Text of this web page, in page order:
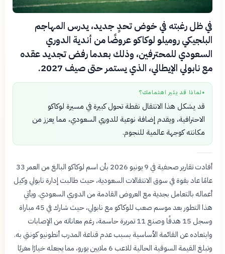
في ظل رغبته في خوض تحدٍ جديد، يدرس المهاجم
البلجيكي روميلو لوكاكو عروضًا من أندية الدوري
السعودي للمحترفين، وذلك بعدما رفض تجديد عقده
مع نابولي الإيطالي، الذي يستمر حتى صيف 2027.
● لماذا قد يثير اهتمامك؟
قد يشكل هذا الانتقال نقطة تحول كبيرة في مسيرة لوكاكو
الاحترافية، ويقدم إضافة نوعية للدوري السعودي، مما يعزز من
مكانته كوجهة عالمية للنجوم.
أفادت تقارير صحفية في 9 يونيو 2026 بأن اسم لوكاكو البالغ من العمر 33
عامًا عاد بقوة في سوق الانتقالات السعودية، حيث طالبت إدارة نابولي وكيل
أعماله بالتعامل بجدية مع العروض القادمة من الدوري السعودي. ويأتي
هذا التطور بعد موسم صعب للوكاكو مع نابولي، حيث شارك في 45 مباراة
وسجل 15 هدفًا وصنع 11 تمريرة حاسمة، رغم معاناته من الإصابات
وابتعاده عن القائمة الأساسية بسبب عدم قناعة المدرب أنطونيو كونتي به.
وتبلغ القيمة السوقية الحالية للاعب 6 ملايين يورو، مما يجعله خيارًا مغريًا